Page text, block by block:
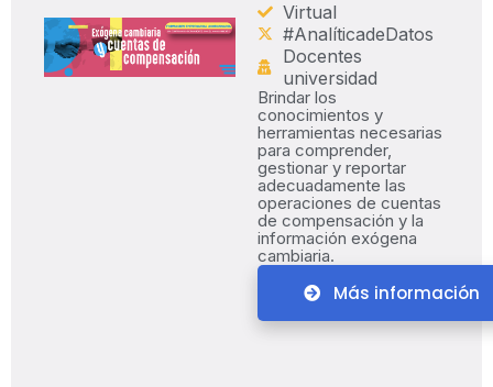
Virtual
#AnalíticadeDatos
Docentes
universidad
Brindar los
conocimientos y
herramientas necesarias
para comprender,
gestionar y reportar
adecuadamente las
operaciones de cuentas
de compensación y la
información exógena
cambiaria.
Más información